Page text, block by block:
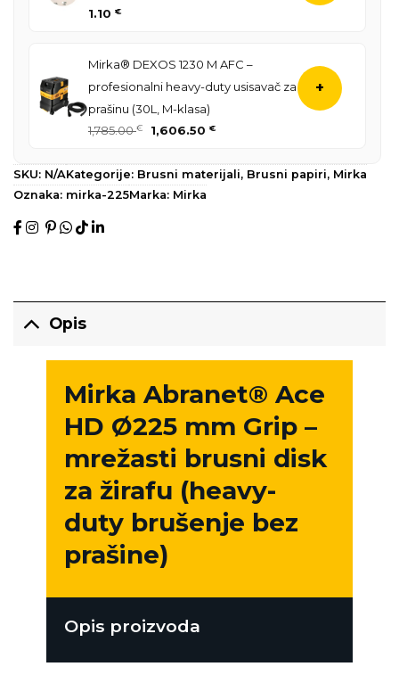
1.10 €
Mirka® DEXOS 1230 M AFC –
profesionalni heavy-duty usisavač za
prašinu (30L, M-klasa)
1,785.00€
Izvorna
bila
je:
1,785.00 €.
1,606.50 €Trenutna
je:
1,606.50 €.
+
SKU: N/AKategorije: Brusni materijali, Brusni papiri, Mirka
Oznaka: mirka-225Marka: Mirka
Opis
Mirka Abranet® Ace
HD Ø225 mm Grip –
mrežasti brusni disk
za žirafu (heavy-
duty brušenje bez
prašine)
Opis proizvoda